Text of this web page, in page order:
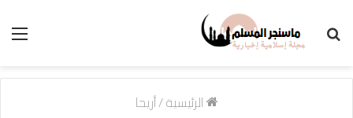
الرئيسية/أريحا